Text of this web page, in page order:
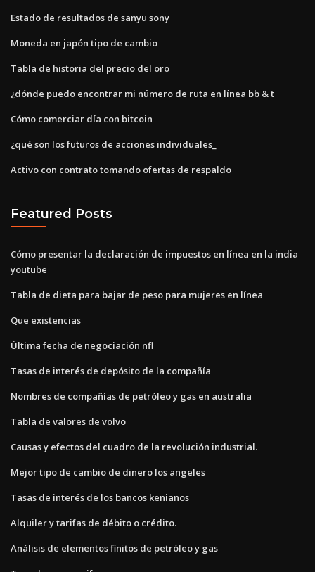
Estado de resultados de sanyu sony
Moneda en japón tipo de cambio
Tabla de historia del precio del oro
¿dónde puedo encontrar mi número de ruta en línea bb & t
Cómo comerciar día con bitcoin
¿qué son los futuros de acciones individuales_
Activo con contrato tomando ofertas de respaldo
Featured Posts
Cómo presentar la declaración de impuestos en línea en la india
youtube
Tabla de dieta para bajar de peso para mujeres en línea
Que existencias
Última fecha de negociación nfl
Tasas de interés de depósito de la compañía
Nombres de compañías de petróleo y gas en australia
Tabla de valores de volvo
Causas y efectos del cuadro de la revolución industrial.
Mejor tipo de cambio de dinero los angeles
Tasas de interés de los bancos kenianos
Alquiler y tarifas de débito o crédito.
Análisis de elementos finitos de petróleo y gas